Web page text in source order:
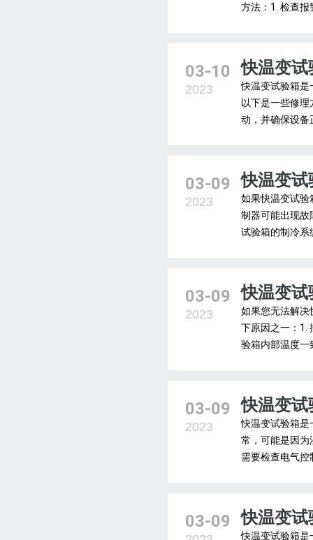
方法：1. 检查
03-10
2023
快温变试
快温变试验箱是
以下是一些修
动，并确保设备
03-09
2023
快温变试
如果快温变试验
制器可能出现故
试验箱的制冷系
03-09
2023
快温变试
如果您无法解决
下原因之一：1.
验箱内部温度一
03-09
2023
快温变试
快温变试验箱是
常，可能是因为
需要检查电气控
03-09 快温变试
快温变试验箱是